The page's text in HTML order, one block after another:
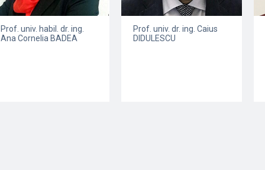
Prof. univ. habil. dr. ing.
Ana Cornelia BADEA
Prof. univ. dr. ing. Caius
DIDULESCU